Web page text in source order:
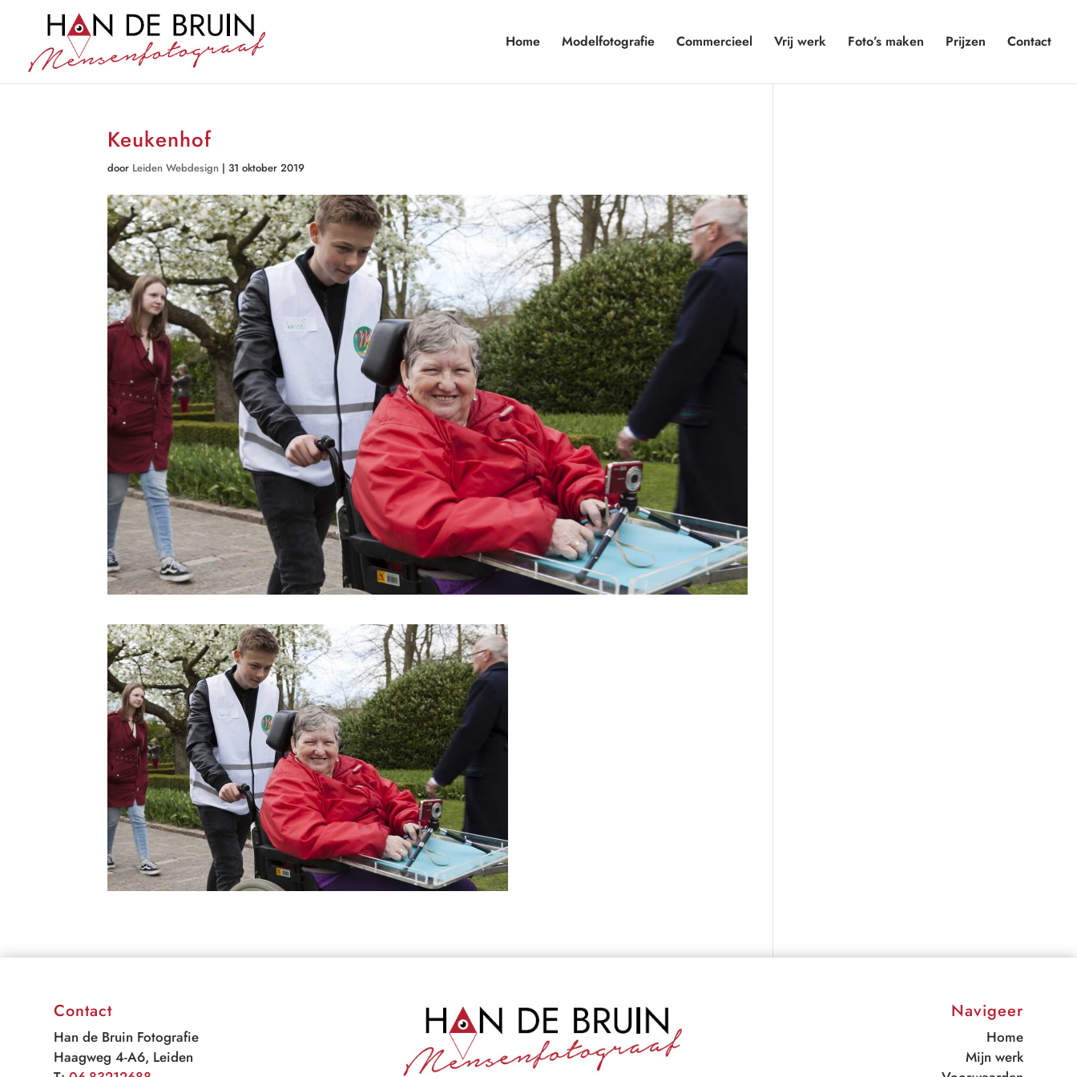
Home Modelfotografie Commercieel Vrij werk Foto’s maken Prijzen Contact
Keukenhof
door Leiden Webdesign |31 oktober 2019
Contact
Han de Bruin Fotografie
Haagweg 4-A6, Leiden
Navigeer
Home
Mijn werk